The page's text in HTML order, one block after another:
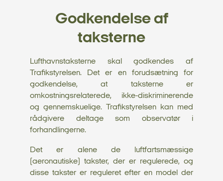
Godkendelse af
taksterne
Lufthavnstaksterne skal godkendes af
Trafikstyrelsen. Det er en forudsætning for
godkendelse, at taksterne er
omkostningsrelaterede, ikke-diskriminerende
og gennemskuelige. Trafikstyrelsen kan med
rådgivere deltage som observatør i
forhandlingerne.
Det er alene de luftfartsmæssige
(aeronautiske) takster, der er regulerede, og
disse takster er reguleret efter en model der